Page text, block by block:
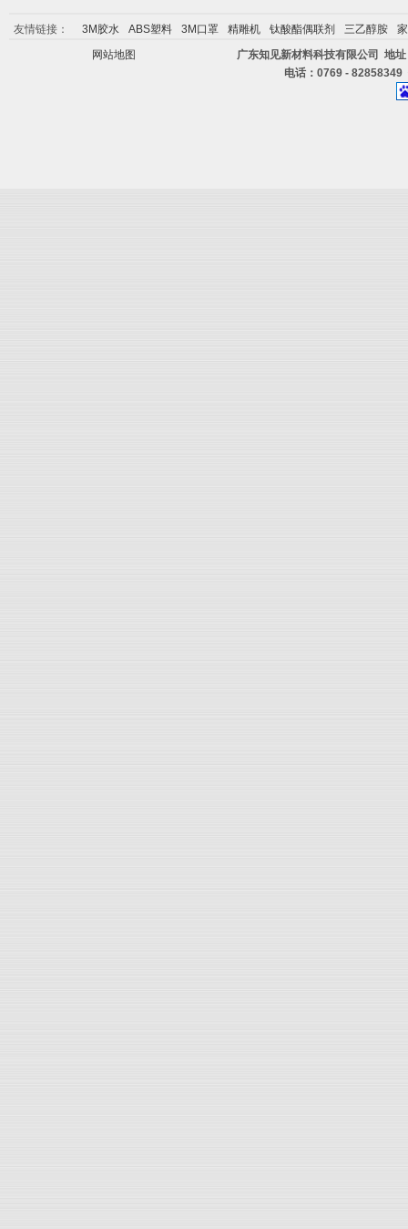
友情链接： 3M胶水 ABS塑料 3M口罩 精雕机 钛酸酯偶联剂 三乙醇胺
网站地图
广东知见新材料科技有限公司 地
电话：0769 -